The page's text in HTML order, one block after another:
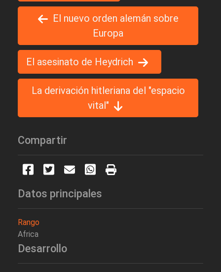
El nuevo orden alemán sobre
Europa
El asesinato de Heydrich
La derivación hitleriana del "espacio
vital"
Compartir
Datos principales
Rango
Africa
Desarrollo